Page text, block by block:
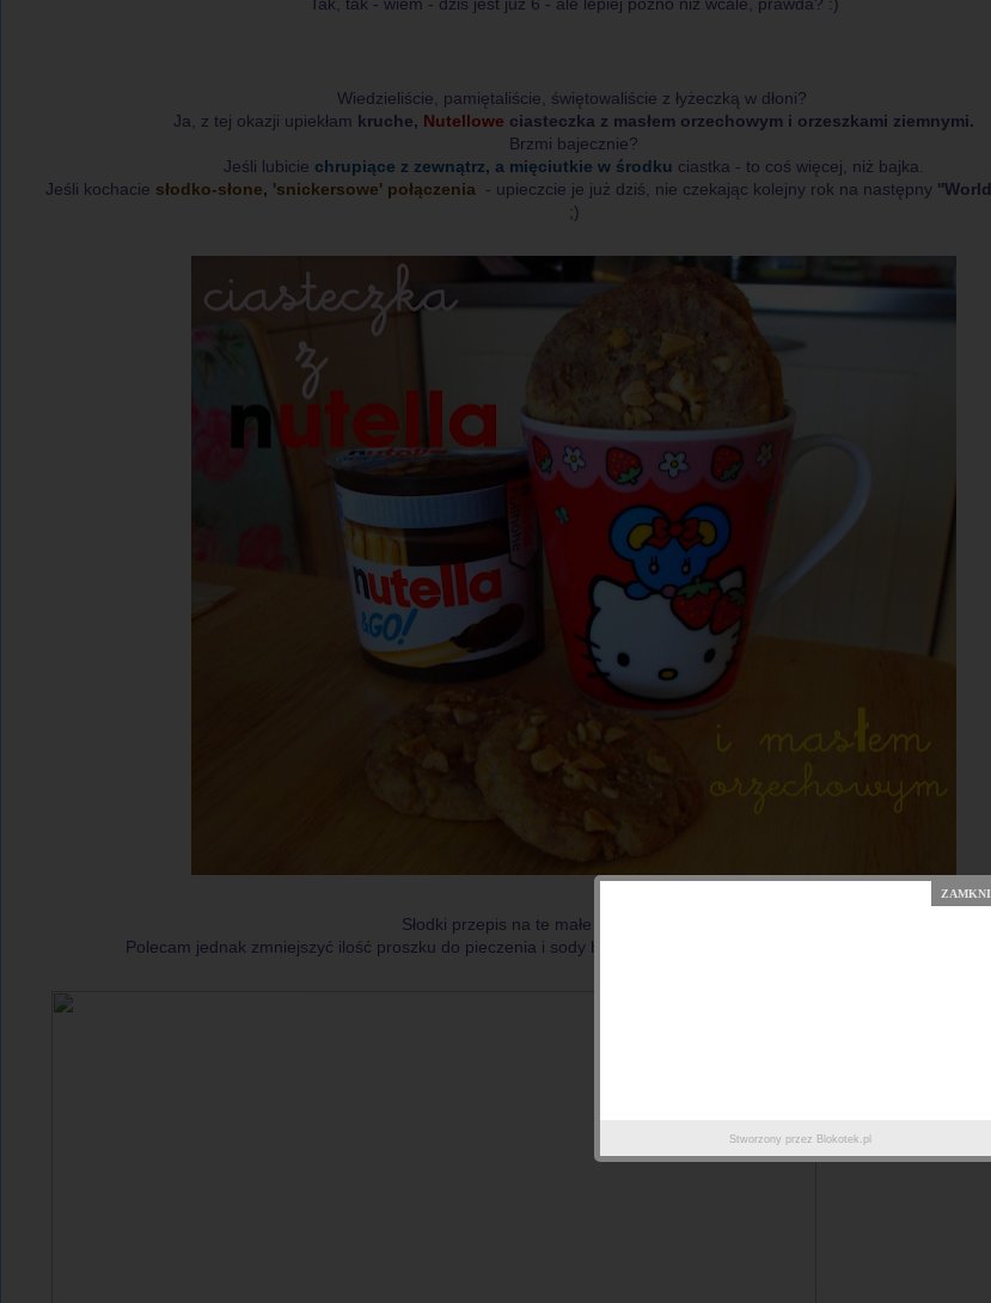
Wiedzieliście, pamiętaliście, świętowaliście z łyżeczką w dłoni?
Ja, z tej okazji upiekłam kruche, Nutellowe ciasteczka z masłem orzechowym i orzeszkami ziemnymi.
Brzmi bajecznie?
Jeśli lubicie chrupiące z zewnątrz, a mięciutkie w środku ciastka - to coś więcej, niż bajka.
Jeśli kochacie słodko-słone, 'snickersowe' połączenia - upieczcie je już dziś, nie czekając kolejny rok na następny ''World
;)
Słodki przepis na te małe cuda znalazłam
Polecam jednak zmniejszyć ilość proszku do pieczenia i sody bo ciacha baaaaaarrrdzo rosną (
Stworzony przez Blokotek.pl